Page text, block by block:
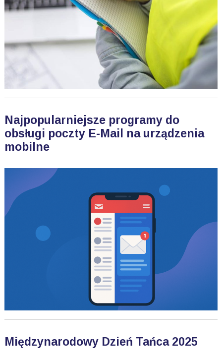
Najpopularniejsze programy do
obsługi poczty E-Mail na urządzenia
mobilne
Międzynarodowy Dzień Tańca 2025